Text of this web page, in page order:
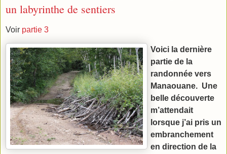
un labyrinthe de sentiers
Voir partie 3
Voici la dernière
partie de la
randonnée vers
Manaouane. Une
belle découverte
m’attendait
lorsque j’ai pris un
embranchement
en direction de la